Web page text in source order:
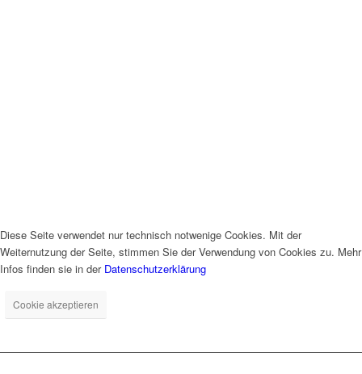
Diese Seite verwendet nur technisch notwenige Cookies. Mit der
Weiternutzung der Seite, stimmen Sie der Verwendung von Cookies zu. Mehr
Infos finden sie in der Datenschutzerklärung
Cookie akzeptieren